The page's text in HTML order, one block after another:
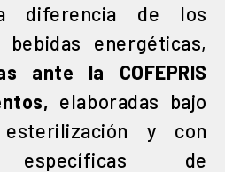
diferencia de los
energéticas,
ante la COFEPRIS
elaboradas bajo
y con
específicas de